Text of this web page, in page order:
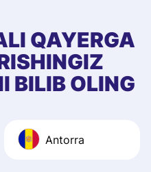
first started
app, and they
quick to provide
and helpful
Recommend it!
QAYERGA
BILIB OLING
Antorra